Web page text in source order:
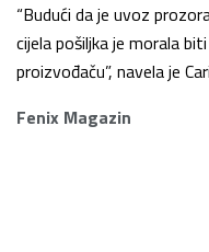
“Budući da je uvoz
cijela pošiljka je morala
proizvođaču”, navela je
Fenix Magazin